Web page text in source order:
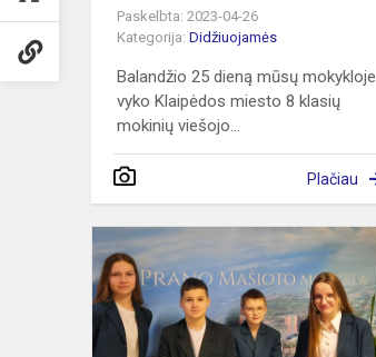
Paskelbta: 2023-04-26
Kategorija: Didžiuojamės
Balandžio 25 dieną mūsų mokykloje
vyko Klaipėdos miesto 8 klasių
mokinių viešojo...
Plačiau